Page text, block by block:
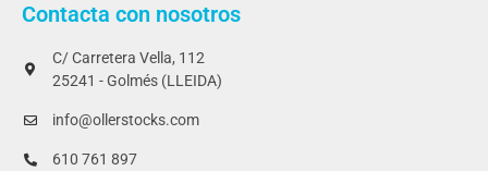
Contacta con nosotros
C/ Carretera Vella, 112
25241 - Golmés (LLEIDA)
info@ollerstocks.com
610 761 897